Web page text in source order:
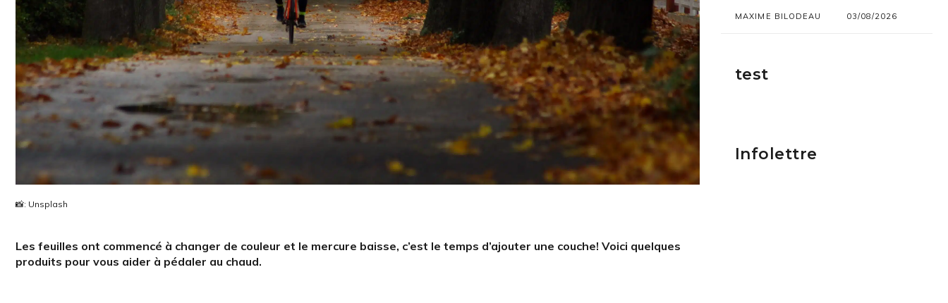
📸: Unsplash
Les feuilles ont commencé à changer de couleur et le mercure baisse, c’est le temps d’ajouter une couche! Voici quelques
produits pour vous aider à pédaler au chaud.
MAXIME BILODEAU 03/08/2026
test
Infolettre